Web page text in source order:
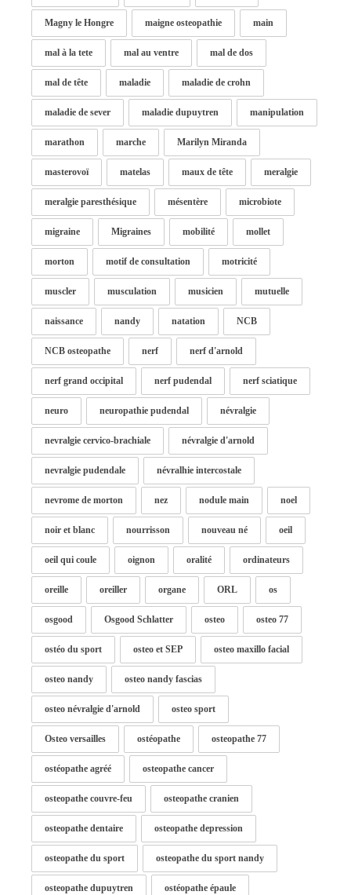
Magny le Hongre maigne osteopathie main
mal à la tete mal au ventre mal de dos
mal de tête maladie maladie de crohn
maladie de sever maladie dupuytren manipulation
marathon marche Marilyn Miranda
masterovoï matelas maux de tête meralgie
meralgie paresthésique mésentère microbiote
migraine Migraines mobilité mollet
morton motif de consultation motricité
muscler musculation musicien mutuelle
naissance nandy natation NCB
NCB osteopathe nerf nerf d'arnold
nerf grand occipital nerf pudendal nerf sciatique
neuro neuropathie pudendal névralgie
nevralgie cervico-brachiale névralgie d'arnold
nevralgie pudendale névralhie intercostale
nevrome de morton nez nodule main noel
noir et blanc nourrisson nouveau né oeil
oeil qui coule oignon oralité ordinateurs
oreille oreiller organe ORL os
osgood Osgood Schlatter osteo osteo 77
ostéo du sport osteo et SEP osteo maxillo facial
osteo nandy osteo nandy fascias
osteo névralgie d'arnold osteo sport
Osteo versailles ostéopathe osteopathe 77
ostéopathe agréé osteopathe cancer
osteopathe couvre-feu osteopathe cranien
osteopathe dentaire osteopathe depression
osteopathe du sport osteopathe du sport nandy
osteopathe dupuytren ostéopathe épaule